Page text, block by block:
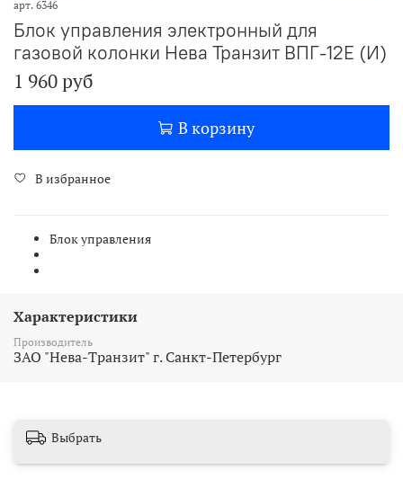
арт. 6346
Блок управления электронный для
газовой колонки Нева Транзит ВПГ-12Е (И)
1 960 руб
В корзину
В избранное
Блок управления
Характеристики
Производитель
ЗАО "Нева-Транзит" г. Санкт-Петербург
Выбрать